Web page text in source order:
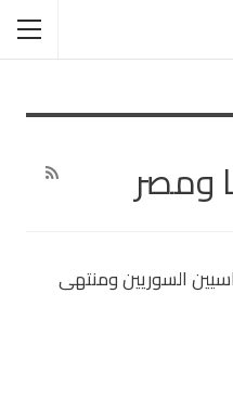
ومصر
السوريين ومنتهى